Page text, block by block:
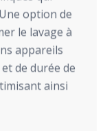
option de
le lavage à
appareils
de durée de
ainsi